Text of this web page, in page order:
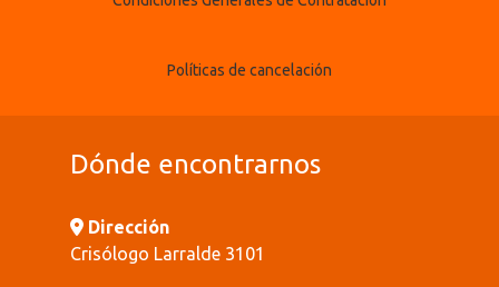
Políticas de cancelación
Dónde encontrarnos
Dirección
Crisólogo Larralde 3101